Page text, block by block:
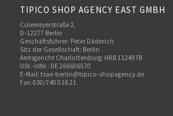
TIPICO SHOP AGENCY EAST GMBH
Culemeyerstraße 2,
D-12277 Berlin
Geschäftsführer: Peter Däderich
Sitz der Gesellschaft: Berlin
Amtsgericht Charlottenburg: HRB 112497B
USt.-IdNr.: DE 266606570
E-Mail: tsae-berlin@tipico-shopagency.de
Fax: 030/740 016 21